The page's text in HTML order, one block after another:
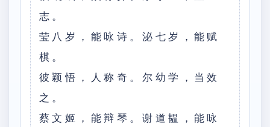
志。
莹八岁，能咏诗。泌七岁，能赋
棋。
彼颖悟，人称奇。尔幼学，当效
之。
蔡文姬，能辩琴。谢道韫，能咏